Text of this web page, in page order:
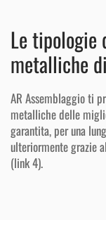
Le tipologie
metalliche
AR Assemblaggio ti
metalliche delle
garantita, per una
ulteriormente grazie
(link 4).